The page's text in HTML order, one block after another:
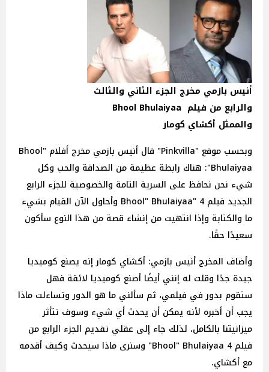
أنيس بازمي مخرج الجزء الثاني والثالث
والرابع من فيلم Bhool Bhulaiyaa
والممثل أكشاي كومار
وبحسب موقع "Pinkvilla" قال أنيس بازمي مخرج أفلام "Bhool
Bhulaiyaa": هناك رابطة عظيمة من الصداقة والحب وكل
شيء نحن نحافظ على السرية التامة والخصوصية للجزء الرابع
الجديد فيلم Bhool" Bhulaiyaa" 4 وأحاول الآن القيام بشيء
ما والكتابة وإذا انتهيت من إنشاء قصة من هذا النوع سأكون
سعيدًا حقًا.
وأضاف المخرج أنيس بازمي: أكشاي كومار إنه يصنع كوميديا ​​
جيدة جدًا وقلت له إنني أيضًا أصنع كوميديا ​​لائقة فهل
ستقوم بدور في فيلمي، ثم سألني ما هو الدور وتساءلت ماذا
يجب أن أخبره لأنه يمكن أن يحدث أي شيء وسوف تتأثر
ميزانيتنا بالكامل، لذلك جاء إلى عقلي تقديم الجزء الرابع من
فيلم Bhool" Bhulaiyaa 4" وسنرى ماذا سيحدث وكيف أقدمه
مع أكشاي.